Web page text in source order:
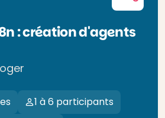
: création d'agents
1 à 6 participants